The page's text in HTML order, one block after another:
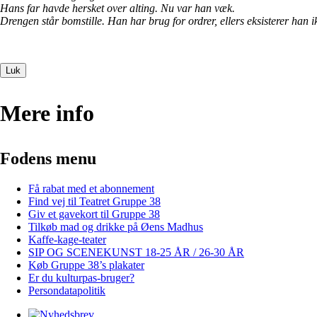
Hans far havde hersket over alting. Nu var han væk.
Drengen står bomstille. Han har brug for ordrer, ellers eksisterer han
Luk
Mere info
Fodens menu
Få rabat med et abonnement
Find vej til Teatret Gruppe 38
Giv et gavekort til Gruppe 38
Tilkøb mad og drikke på Øens Madhus
Kaffe-kage-teater
SIP OG SCENEKUNST 18-25 ÅR / 26-30 ÅR
Køb Gruppe 38’s plakater
Er du kulturpas-bruger?
Persondatapolitik